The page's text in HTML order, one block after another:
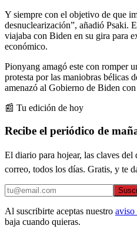
Y siempre con el objetivo de que
desnuclearización”, añadió Psaki.
viajaba con Biden en su gira para
económico.
Pionyang amagó este con romper
protesta por las maniobras bélicas
amenazó al Gobierno de Biden con
📰 Tu edición de hoy
Recibe el periódico de
El diario para hojear, las claves
correo, todos los días. Gratis, y te
Al suscribirte aceptas nuestro aviso
baja cuando quieras.